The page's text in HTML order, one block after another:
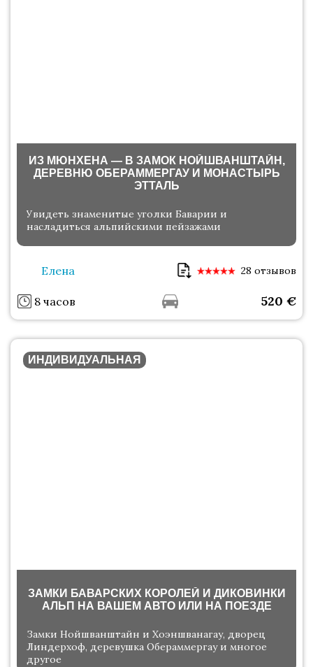
ИЗ МЮНХЕНА — В ЗАМОК НОЙШВАНШТАЙН,
ДЕРЕВНЮ ОБЕРАММЕРГАУ И МОНАСТЫРЬ
ЭТТАЛЬ
Увидеть знаменитые уголки Баварии и
насладиться альпийскими пейзажами
Елена 28 отзывов
8 часов 520 €
ИНДИВИДУАЛЬНАЯ
ЗАМКИ БАВАРСКИХ КОРОЛЕЙ И ДИКОВИНКИ
АЛЬП НА ВАШЕМ АВТО ИЛИ НА ПОЕЗДЕ
Замки Нойшванштайн и Хоэншванагау, дворец
Линдерхоф, деревушка Обераммергау и многое
другое